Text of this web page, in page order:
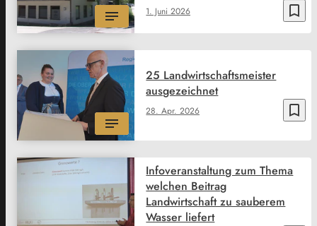
bookmark_border
1. Juni 2026
bookmark_border
28. Apr. 2026
25 Landwirtschaftsmeister
ausgezeichnet
Infoveranstaltung zum Thema
welchen Beitrag
Landwirtschaft zu sauberem
Wasser liefert